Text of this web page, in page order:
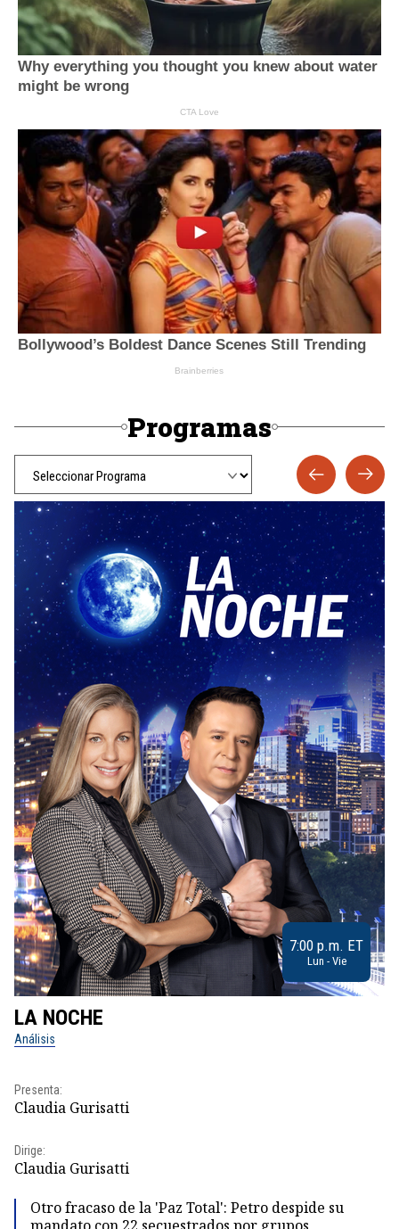
Programas
7:00 p.m. ET
Lun - Vie
LA NOCHE
Análisis
Presenta:
Claudia Gurisatti
Dirige:
Claudia Gurisatti
Otro fracaso de la 'Paz Total': Petro despide su
mandato con 22 secuestrados por grupos